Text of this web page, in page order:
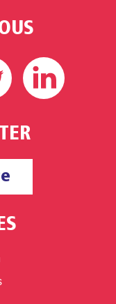
Twitter